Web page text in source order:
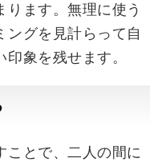
ります。無理に使う
ングを見計らって自
象を残せます。
ことで、二人の間に